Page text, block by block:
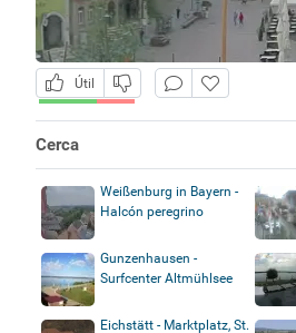
Útil
Cerca
Weißenburg in Bayern -
Halcón peregrino
Gunzenhausen -
Surfcenter Altmühlsee
Eichstätt - Marktplatz, St.